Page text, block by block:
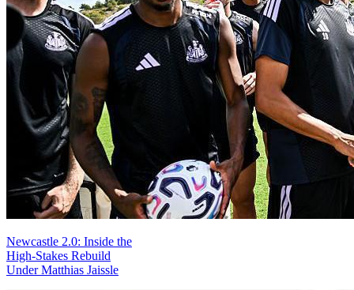
Newcastle 2.0: Inside the
High-Stakes Rebuild
Under Matthias Jaissle